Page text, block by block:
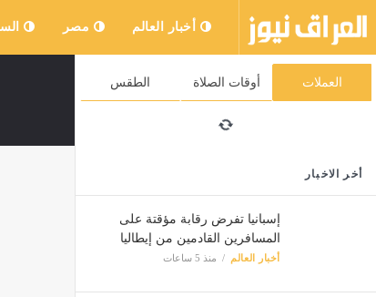
أخبار العالم مصر
العملات أوقات الصلاة الطقس
أخر الاخبار
إسبانيا تفرض رقابة مؤقتة على
المسافرين القادمين من إيطاليا
أخبار العالم منذ 5 ساعات